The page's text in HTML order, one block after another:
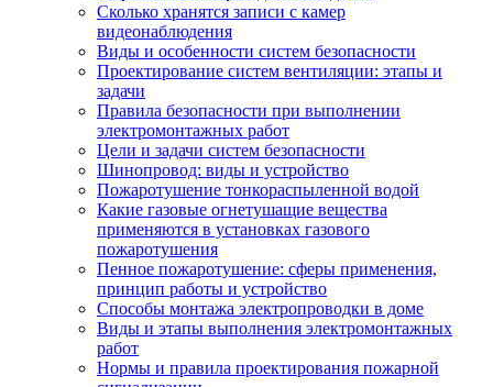
Сколько хранятся записи с камер
видеонаблюдения
Виды и особенности систем безопасности
Проектирование систем вентиляции: этапы и
задачи
Правила безопасности при выполнении
электромонтажных работ
Цели и задачи систем безопасности
Шинопровод: виды и устройство
Пожаротушение тонкораспыленной водой
Какие газовые огнетушащие вещества
применяются в установках газового
пожаротушения
Пенное пожаротушение: сферы применения,
принцип работы и устройство
Способы монтажа электропроводки в доме
Виды и этапы выполнения электромонтажных
работ
Нормы и правила проектирования пожарной